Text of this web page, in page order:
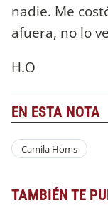
nadie. Me
afuera, no lo
H.O
EN ESTA NOTA
Camila Homs
TAMBIÉN TE